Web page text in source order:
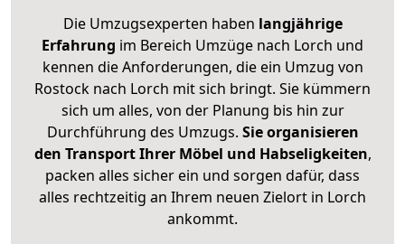
Die Umzugsexperten haben langjährige
Erfahrung im Bereich Umzüge nach Lorch und
kennen die Anforderungen, die ein Umzug von
Rostock nach Lorch mit sich bringt. Sie kümmern
sich um alles, von der Planung bis hin zur
Durchführung des Umzugs. Sie organisieren
den Transport Ihrer Möbel und Habseligkeiten,
packen alles sicher ein und sorgen dafür, dass
alles rechtzeitig an Ihrem neuen Zielort in Lorch
ankommt.